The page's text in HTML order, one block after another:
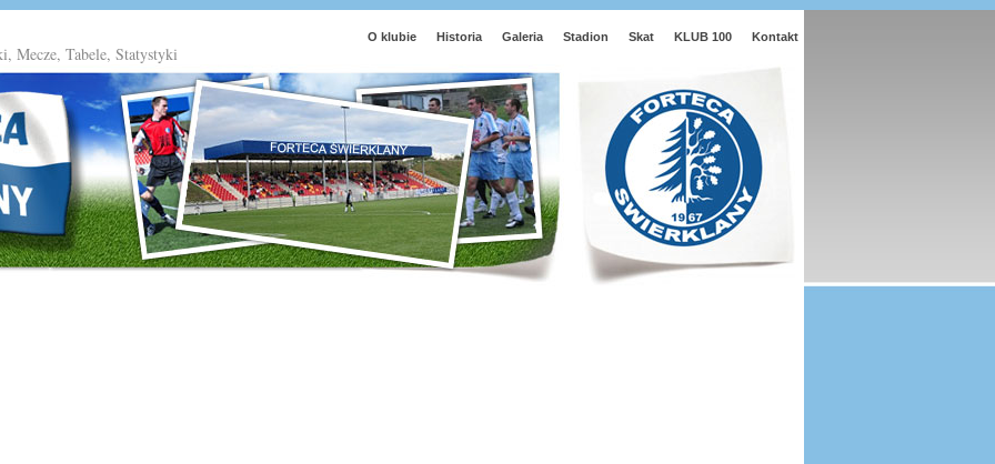
O klubie Historia Galeria Stadion Skat KLUB 100 Kontakt
Mecze, Tabele, Statystyki